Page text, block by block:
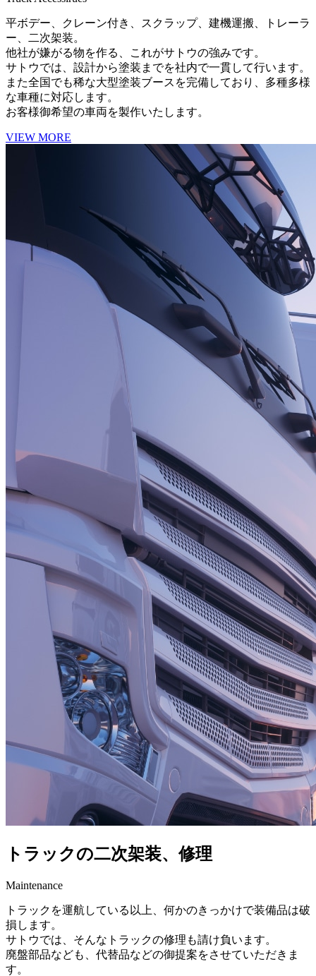
平ボデー、クレーン付き、スクラップ、建機運搬、トレーラ
ー、二次架装。
他社が嫌がる物を作る、これがサトウの強みです。
サトウでは、設計から塗装までを社内で一貫して行います。
また全国でも稀な大型塗装ブースを完備しており、多種多様
な車種に対応します。
お客様御希望の車両を製作いたします。
VIEW MORE
トラックの二次架装、修理
Maintenance
トラックを運航している以上、何かのきっかけで装備品は破
損します。
サトウでは、そんなトラックの修理も請け負います。
廃盤部品なども、代替品などの御提案をさせていただきま
す。